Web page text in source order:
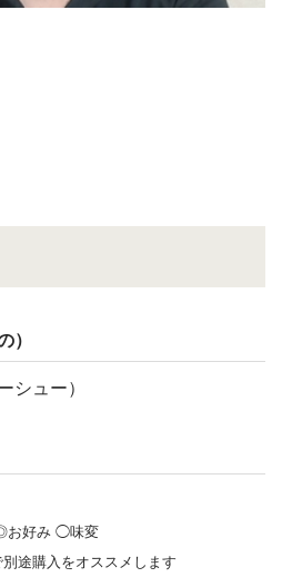
）
シュー）
お好み ◯味変
途購入をオススメします